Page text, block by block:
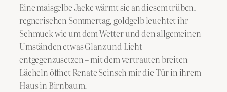
Eine maisgelbe Jacke wärmt sie an diesem trüben,
regnerischen Sommertag, goldgelb leuchtet ihr
Schmuck wie um dem Wetter und den allgemeinen
Umständen etwas Glanz und Licht
entgegenzusetzen – mit dem vertrauten breiten
Lächeln öffnet Renate Seinsch mir die Tür in ihrem
Haus in Birnbaum.